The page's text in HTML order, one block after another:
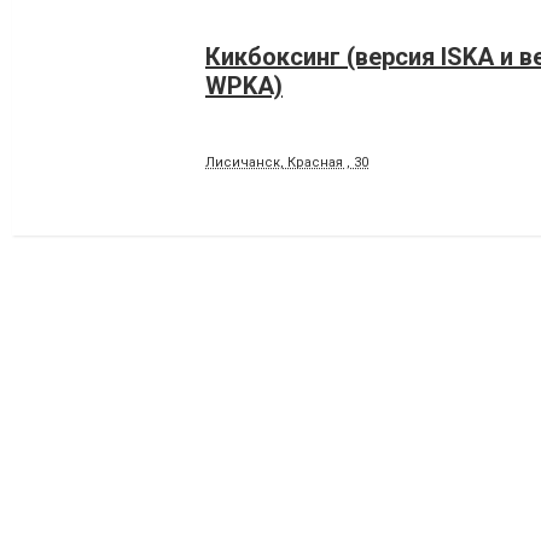
Кикбоксинг (версия ISKA и
WPKA)
Лисичанск, Красная , 30